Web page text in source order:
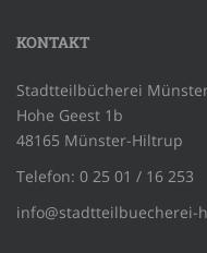
KONTAKT
Stadtteilbücherei
Hohe Geest 1b
48165 Münster-Hiltrup
Telefon: 0 25 01 / 16 253
info@stadtteilbuecherei-